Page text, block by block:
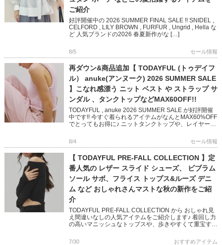
ご紹介
好評開催中の 2026 SUMMER FINAL SALE !! SNIDEL ,
CELFORD , LILY BROWN , FURFUR , Ungrid , Hella な
ど 人気ブランドの2026 春夏新作がな […]
8/5 セール情報
再ダウン&商品追加【 TODAYFUL (トゥデイフ
ル） anuke(アンヌーク) 2026 SUMMER SALE
】こなれ感漂う ニット ベスト や ストラップ サ
ンダル 、タンクトップなどMAX60OFF!!
TODAYFUL , anuke 2026 SUMMER SALE が好評開催
中です!! 今すぐ着られるアイテムがなんとMAX60%OFF
でとってもお得に♪ ニットタンクトップや、レイヤード
8/4 セール情報
【 TODAYFUL PRE-FALL COLLECTION 】定
番人気の レザー スライド シューズ、 ビブラム
ソール サボ、フライス トップス&ルーズ デニ
ム など おしゃれさんマストな秋の新作をご紹
介
TODAYFUL PRE-FALL COLLECTION から おしゃれ見
え間違いなしの人気アイテムをご紹介します♪ 着回し力
の高いマニッシュなトップスや、歩きやすくて重宝する
7/30 おすすめアイテム